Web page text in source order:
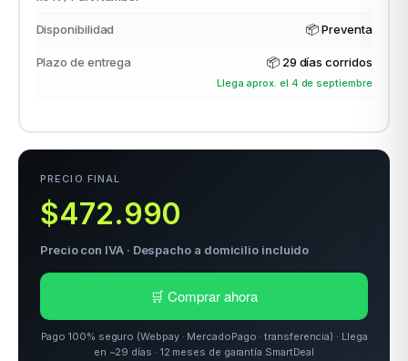
Disponibilidad 📦 Preventa
Plazo de entrega 📦 29 días corridos
Llega aprox. el 4 de septiembre
PRECIO FINAL
$472.990
Precio con IVA · Despacho a domicilio incluido
🛒 Comprar ahora
Pago 100% seguro (Webpay · MercadoPago · transferencia) · Llega
en ~29 días · 12 meses de garantía SmartDeal